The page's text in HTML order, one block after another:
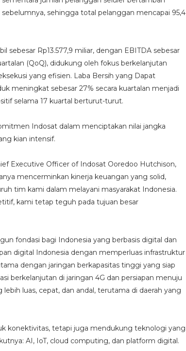
sehingga total pelanggan mencapai 95,4
sebesar Rp13.577,9 miliar, dengan EBITDA sebesar
(QoQ), didukung oleh fokus berkelanjutan
yang efisien. Laba Bersih yang Dapat
meningkat sebesar 27% secara kuartalan menjadi
selama 17 kuartal berturut-turut.
Indosat dalam menciptakan nilai jangka
kian intensif.
Executive Officer of Indosat Ooredoo Hutchison,
mencerminkan kinerja keuangan yang solid,
tim kami dalam melayani masyarakat Indonesia.
kami tetap teguh pada tujuan besar
fondasi bagi Indonesia yang berbasis digital dan
digital Indonesia dengan memperluas infrastruktur
dengan jaringan berkapasitas tinggi yang siap
berkelanjutan di jaringan 4G dan persiapan menuju
luas, cepat, dan andal, terutama di daerah yang
konektivitas, tetapi juga mendukung teknologi yang
AI, IoT, cloud computing, dan platform digital.